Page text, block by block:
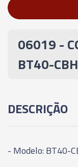
06022 - CONE
06023 - CONE
200MM
95MM
125MM
06019 -
BT40-
DESCRIÇÃO
- Modelo: BT40-